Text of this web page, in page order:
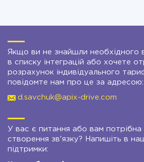
Якщо ви не знайшли необхідного
в списку інтеграцій або хочете
розрахунок індивідуального
повідомте нам про це за адресою:
d.savchuk@apix-drive.com
У вас є питання або вам потрібна
створення зв'язку? Напишіть в
підтримки: